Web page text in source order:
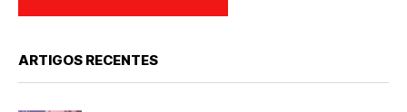
ARTIGOS RECENTES